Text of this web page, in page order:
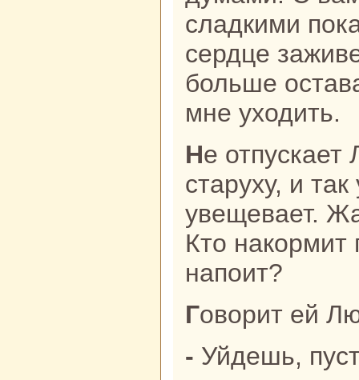
сладкими
сердце
больше
мне уходить.
Не отпускает Лю Чунь-тянь
старуху, и
увещевает.
Кто нaкoрмит
нaпоит?
Говорит ей
- Уйдешь, пусто в доме станет. В